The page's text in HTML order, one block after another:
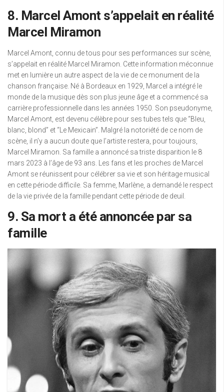
8. Marcel Amont s’appelait en réalité
Marcel Miramon
Marcel Amont, connu de tous pour ses performances sur scène,
s’appelait en réalité Marcel Miramon. Cette information méconnue
met en lumière un autre aspect de la vie de ce monument de la
chanson française. Né à Bordeaux en 1929, Marcel a intégré le
monde de la musique dès son plus jeune âge et a commencé sa
carrière professionnelle dans les années 1950. Son pseudonyme,
Marcel Amont, est devenu célèbre pour ses tubes tels que “Bleu,
blanc, blond” et “Le Mexicain”. Malgré la notoriété de ce nom de
scène, il n’y a aucun doute que l’artiste restera, pour toujours,
Marcel Miramon. Sa famille a annoncé sa triste disparition le 8
mars 2023 à l’âge de 93 ans. Les fans et les proches de Marcel
Amont se réunissent pour célébrer sa vie et son héritage musical
en cette période difficile. Sa femme, Marlène, a demandé le respect
de la vie privée de la famille pendant cette période de deuil.
9. Sa mort a été annoncée par sa
famille